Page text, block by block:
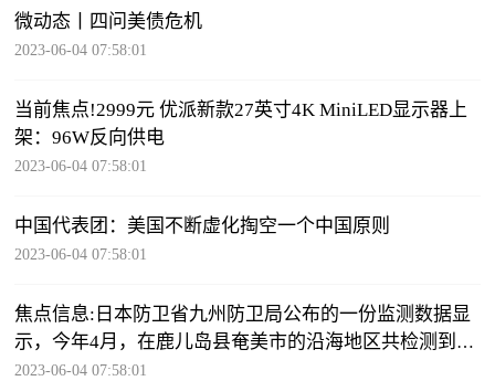
微动态丨四问美债危机
2023-06-04 07:58:01
当前焦点!2999元 优派新款27英寸4K MiniLED显示器上
架：96W反向供电
2023-06-04 07:58:01
中国代表团：美国不断虚化掏空一个中国原则
2023-06-04 07:58:01
焦点信息:日本防卫省九州防卫局公布的一份监测数据显
示，今年4月，在鹿儿岛县奄美市的沿海地区共检测到了
14次70分贝以上的飞机噪声
2023-06-04 07:58:01